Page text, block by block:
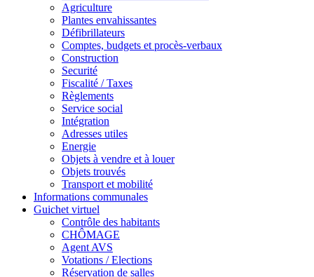
Agriculture
Plantes envahissantes
Défibrillateurs
Comptes, budgets et procès-verbaux
Construction
Securité
Fiscalité / Taxes
Règlements
Service social
Intégration
Adresses utiles
Energie
Objets à vendre et à louer
Objets trouvés
Transport et mobilité
Informations communales
Guichet virtuel
Contrôle des habitants
CHÔMAGE
Agent AVS
Votations / Elections
Réservation de salles